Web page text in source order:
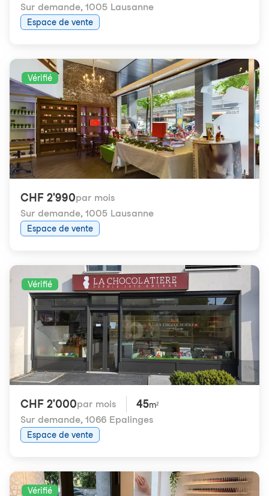
Sur demande, 1005 Lausanne
Espace de vente
Vérifié
CHF 2'990par mois
Sur demande, 1005 Lausanne
Espace de vente
Vérifié
CHF 2'000par mois 45m²
Sur demande, 1066 Epalinges
Espace de vente
Vérifié